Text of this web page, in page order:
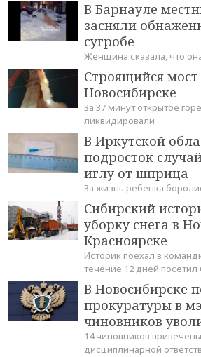
В Барнауле
засняли
сугробе
Женщина сказала, что
Строящийся мост
Новосибирске
За 37 минут открытое
ликвидировали
В Иркутской
подросток
иглу от шприца
За жизнь ребенка
Сибирский
уборку снега в
Красноярске
Историк поехал в
течение 12 дней посетил
В Новосибирске
прокуратуры в
чиновников
14 чиновников
дисциплинарной